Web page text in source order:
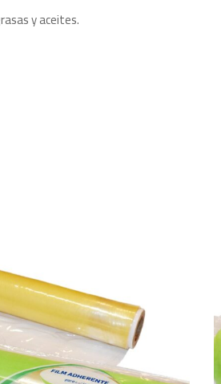
y aceites.